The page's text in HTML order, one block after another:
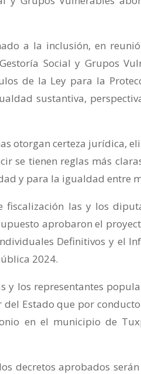
a la inclusión, en
Social y Grupos
de la Ley para la
sustantiva,
otorgan certeza jurídica,
se tienen reglas más
y para la igualdad entre
fiscalización las y los
aprobaron el
Definitivos y el
2024.
y los representantes
Estado que por
en el municipio de
decretos aprobados